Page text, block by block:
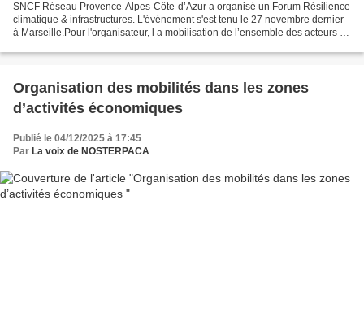
SNCF Réseau Provence-Alpes-Côte-d’Azur a organisé un Forum Résilience
climatique & infrastructures. L'événement s'est tenu le 27 novembre dernier
à Marseille.Pour l'organisateur, l a mobilisation de l’ensemble des acteurs du
Organisation des mobilités dans les zones
d’activités économiques
Publié le 04/12/2025 à 17:45
Par La voix de NOSTERPACA